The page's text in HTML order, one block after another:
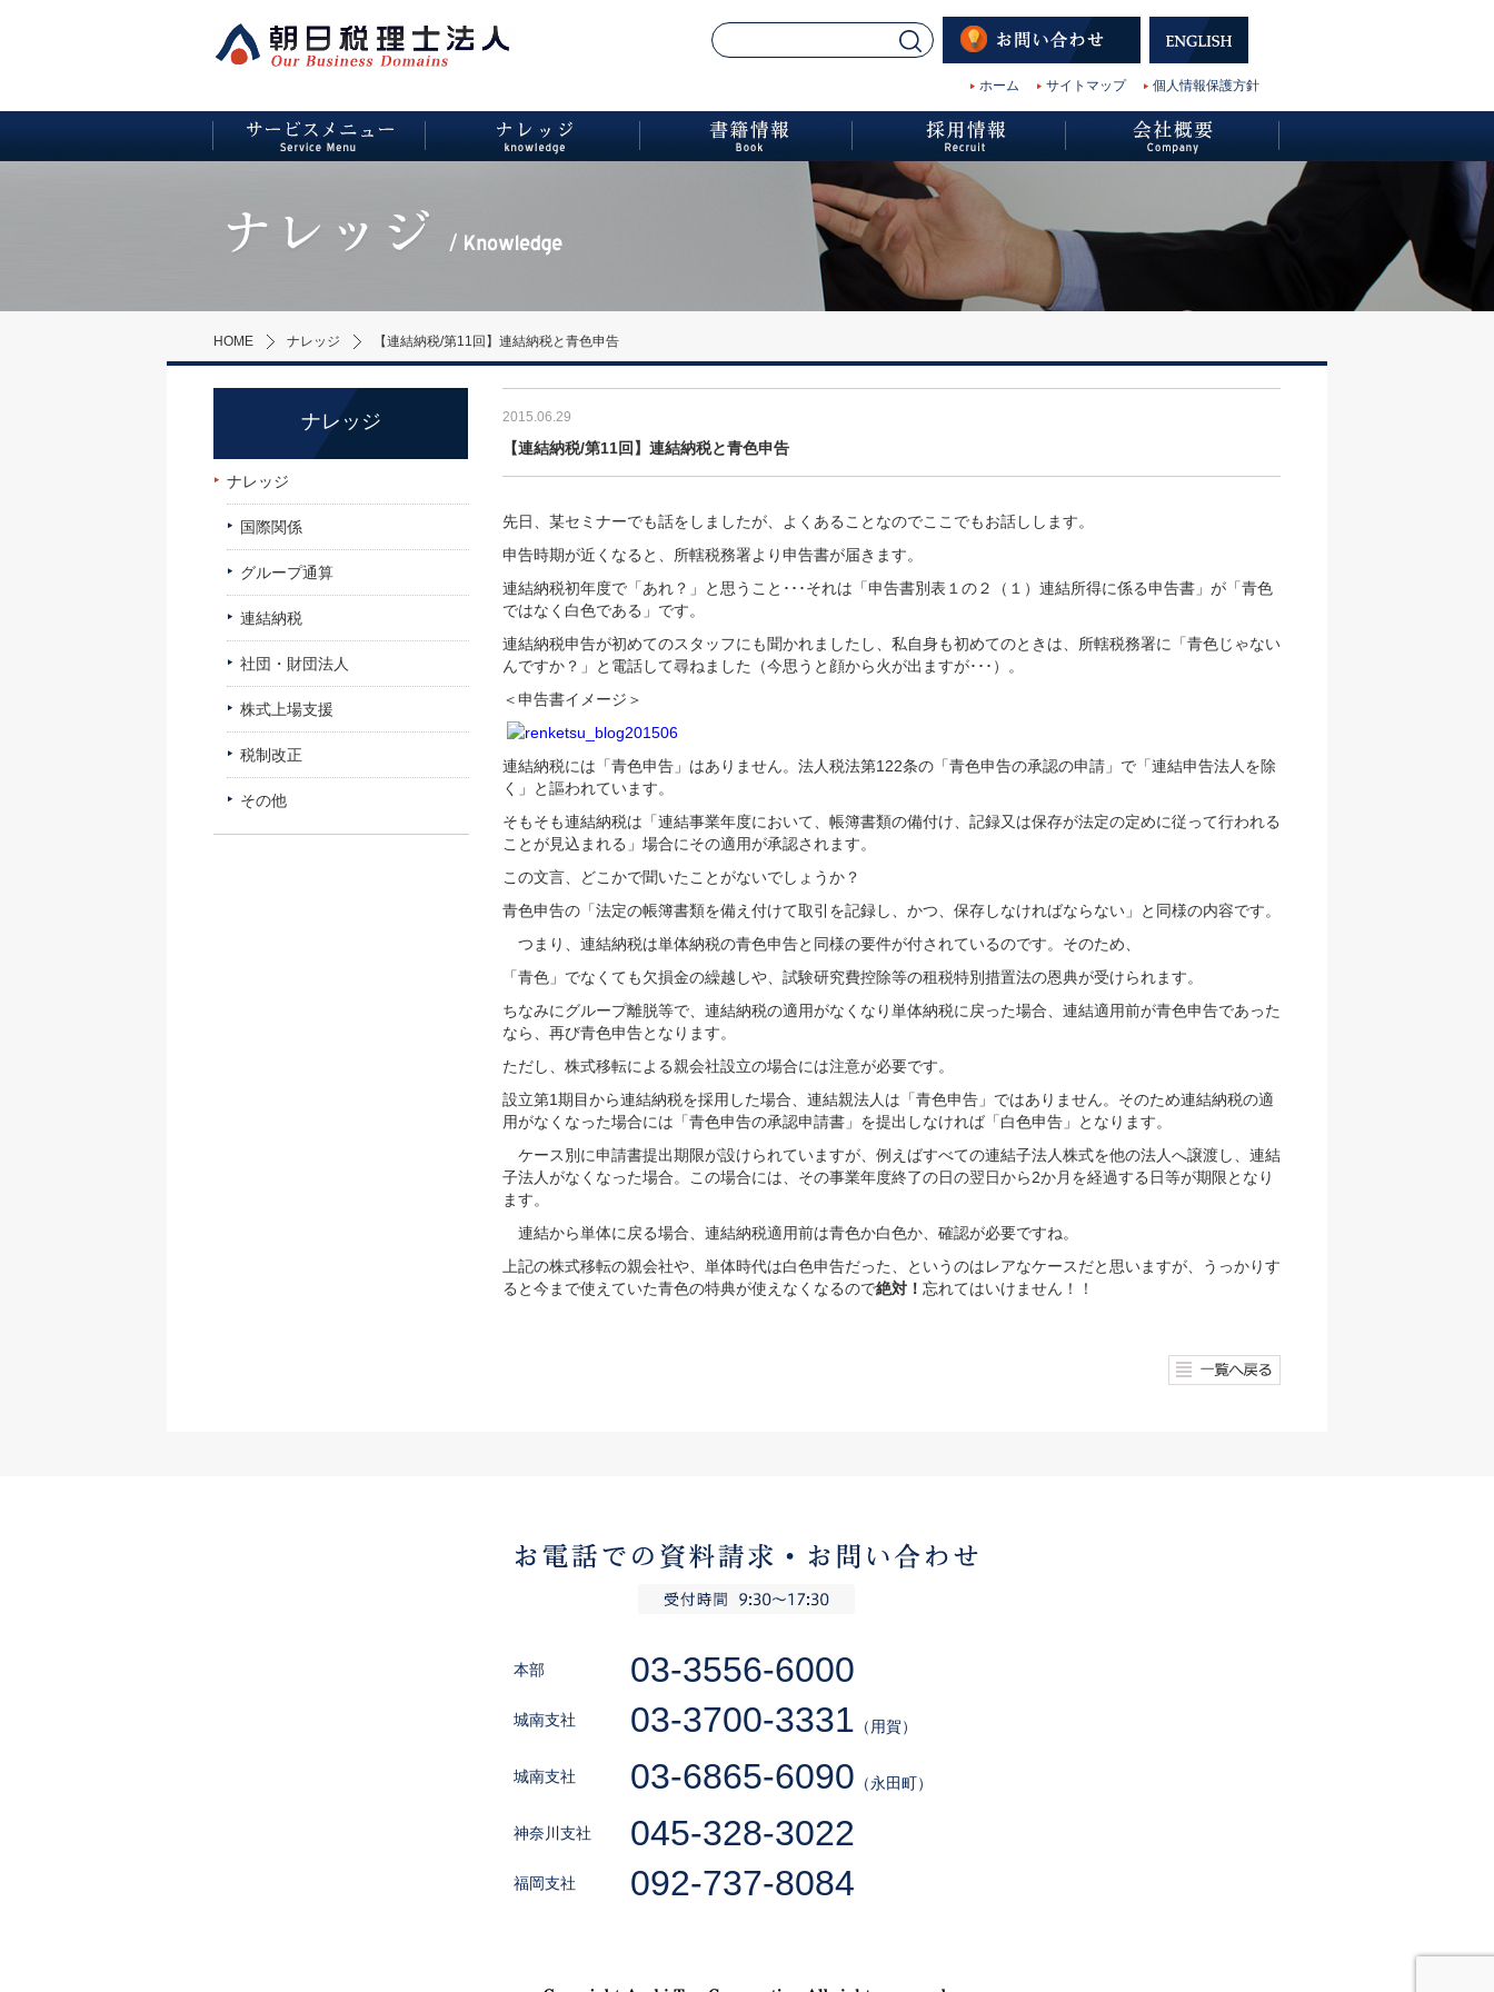
ホーム サイトマップ 個人情報保護方針
HOME ナレッジ 【連結納税/第11回】連結納税と青色申告
2015.06.29
【連結納税/第11回】連結納税と青色申告
先日、某セミナーでも話をしましたが、よくあることなのでここでもお話しします。
申告時期が近くなると、所轄税務署より申告書が届きます。
連結納税初年度で「あれ？」と思うこと･･･それは「申告書別表１の２（１）連結所得に係る申告書」が「青色
ではなく白色である」です。
連結納税申告が初めてのスタッフにも聞かれましたし、私自身も初めてのときは、所轄税務署に「青色じゃない
んですか？」と電話して尋ねました（今思うと顔から火が出ますが･･･）。
＜申告書イメージ＞
連結納税には「青色申告」はありません。法人税法第122条の「青色申告の承認の申請」で「連結申告法人を除
く」と謳われています。
そもそも連結納税は「連結事業年度において、帳簿書類の備付け、記録又は保存が法定の定めに従って行われる
ことが見込まれる」場合にその適用が承認されます。
この文言、どこかで聞いたことがないでしょうか？
青色申告の「法定の帳簿書類を備え付けて取引を記録し、かつ、保存しなければならない」と同様の内容です。
つまり、連結納税は単体納税の青色申告と同様の要件が付されているのです。そのため、
「青色」でなくても欠損金の繰越しや、試験研究費控除等の租税特別措置法の恩典が受けられます。
ちなみにグループ離脱等で、連結納税の適用がなくなり単体納税に戻った場合、連結適用前が青色申告であった
なら、再び青色申告となります。
ただし、株式移転による親会社設立の場合には注意が必要です。
設立第1期目から連結納税を採用した場合、連結親法人は「青色申告」ではありません。そのため連結納税の適
用がなくなった場合には「青色申告の承認申請書」を提出しなければ「白色申告」となります。
ケース別に申請書提出期限が設けられていますが、例えばすべての連結子法人株式を他の法人へ譲渡し、連結
子法人がなくなった場合。この場合には、その事業年度終了の日の翌日から2か月を経過する日等が期限となり
ます。
連結から単体に戻る場合、連結納税適用前は青色か白色か、確認が必要ですね。
上記の株式移転の親会社や、単体時代は白色申告だった、というのはレアなケースだと思いますが、うっかりす
ると今まで使えていた青色の特典が使えなくなるので絶対！ 忘れてはいけません！！
ナレッジ
ナレッジ
国際関係
グループ通算
連結納税
社団・財団法人
株式上場支援
税制改正
その他
本部 03-3556-6000
城南支社 03-3700-3331 （用賀）
城南支社 03-6865-6090 （永田町）
神奈川支社 045-328-3022
福岡支社 092-737-8084